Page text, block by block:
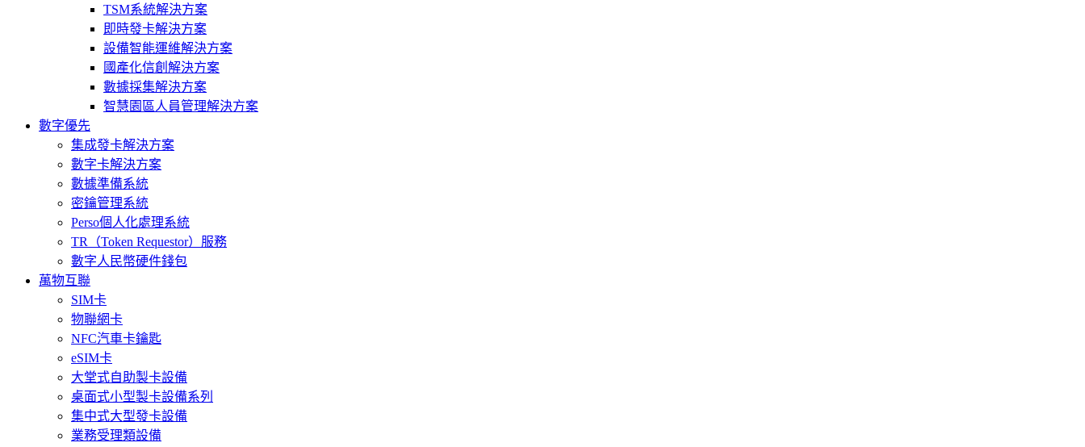
TSM系統解決方案
即時發卡解決方案
設備智能運維解決方案
國產化信創解決方案
數據採集解決方案
智慧園區人員管理解決方案
數字優先
集成發卡解決方案
數字卡解決方案
數據準備系統
密鑰管理系統
Perso個人化處理系統
TR（Token Requestor）服務
數字人民幣硬件錢包
萬物互聯
SIM卡
物聯網卡
NFC汽車卡鑰匙
eSIM卡
大堂式自助製卡設備
桌面式小型製卡設備系列
集中式大型發卡設備
業務受理類設備